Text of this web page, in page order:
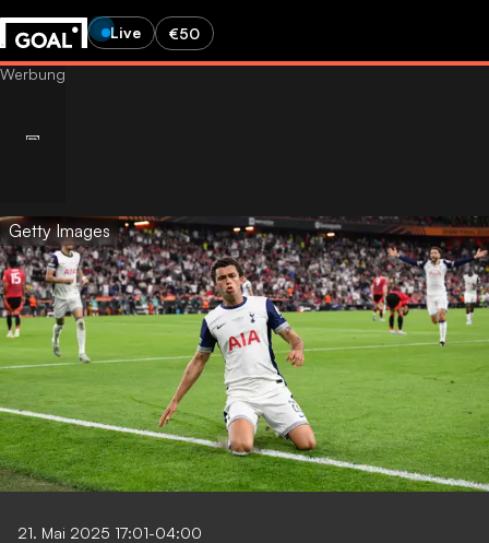
Live €50
Getty Images
21. Mai 2025 17:01-04:00